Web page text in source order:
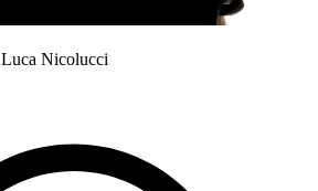
Luca Nicolucci